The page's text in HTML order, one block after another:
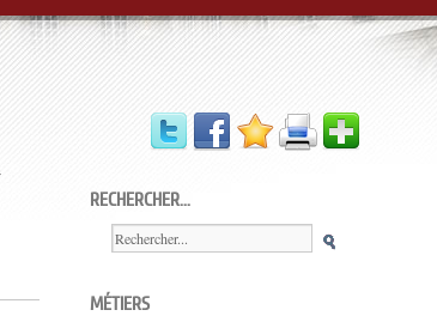
RECHERCHER...
MÉTIERS